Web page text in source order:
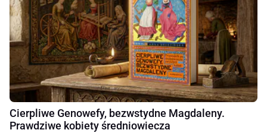
Cierpliwe Genowefy, bezwstydne Magdaleny.
Prawdziwe kobiety średniowiecza